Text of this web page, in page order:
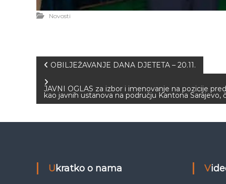
Novosti
N
a
g
OBILJEŽAVANJE DANA DJETETA – 20.11.
JAVNI OGLAS za izbor i imenovanje na pozicije
kao javnih ustanova na području Kantona
Ukratko o nama